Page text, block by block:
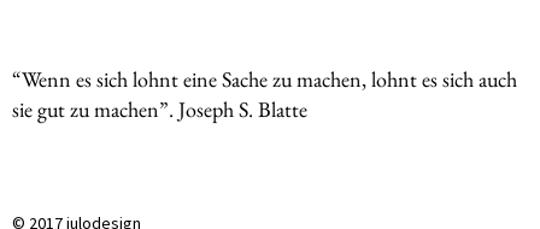
“Wenn es sich lohnt eine Sache zu machen, lohnt es sich auch
sie gut zu machen”. Joseph S. Blatte
© 2017 julodesign